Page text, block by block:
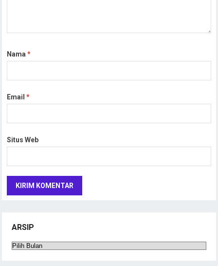
Nama*
Email*
Situs Web
ARSIP
Arsip